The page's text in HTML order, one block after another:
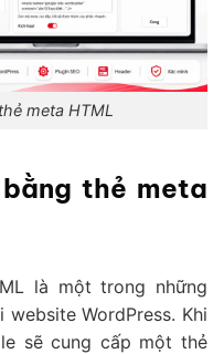
meta HTML
thẻ meta
là một trong những
WordPress. Khi
sẽ cung cấp một thẻ